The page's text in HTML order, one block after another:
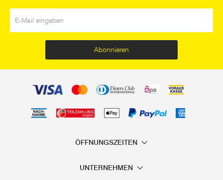
Abonnieren
ÖFFNUNGSZEITEN
UNTERNEHMEN